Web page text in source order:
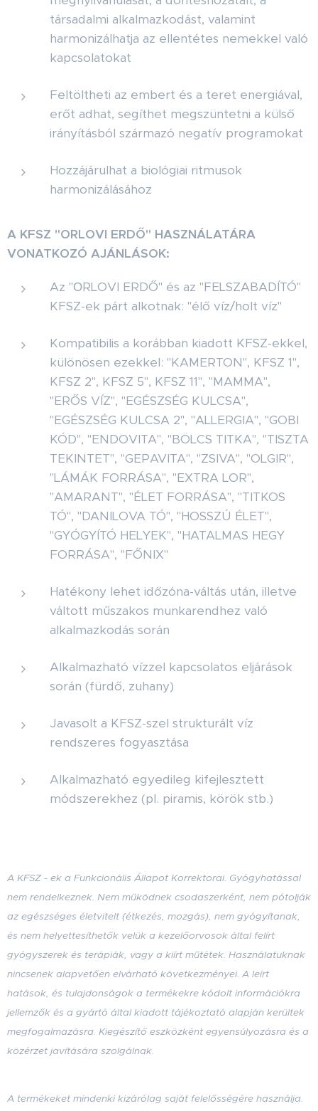
társadalmi alkalmazkodást, valamint
harmonizálhatja az ellentétes nemekkel való
kapcsolatokat
Feltöltheti az embert és a teret energiával,
erőt adhat, segíthet megszüntetni a külső
irányításból származó negatív programokat
Hozzájárulhat a biológiai ritmusok
harmonizálásához
A KFSZ "ORLOVI ERDŐ" HASZNÁLATÁRA
VONATKOZÓ AJÁNLÁSOK:
Az "ОRLOVI ERDŐ" és az "FELSZABADÍTÓ"
KFSZ-ek párt alkotnak: "élő víz/holt víz"
Kompatibilis a korábban kiadott KFSZ-ekkel,
különösen ezekkel: "KAMERTON", KFSZ 1",
KFSZ 2", KFSZ 5", KFSZ 11", "MAMMA",
"ERŐS VÍZ", "EGÉSZSÉG KULCSA",
"EGÉSZSÉG KULCSA 2", "ALLERGIA", "GOBI
KÓD", "ENDOVITA", "BÖLCS TITKA", "TISZTA
TEKINTET", "GEPAVITA", "ZSIVA", "OLGIR",
"LÁMÁK FORRÁSA", "EXTRA LOR",
"AMARANT", "ÉLET FORRÁSA", "TITKOS
TÓ", "DANILOVA TÓ", "HOSSZÚ ÉLET",
"GYÓGYÍTÓ HELYEK", "HATALMAS HEGY
FORRÁSA", "FŐNIX"
Hatékony lehet időzóna-váltás után, illetve
váltott műszakos munkarendhez való
alkalmazkodás során
Alkalmazható vízzel kapcsolatos eljárások
során (fürdő, zuhany)
Javasolt a KFSZ-szel strukturált víz
rendszeres fogyasztása
Alkalmazható egyedileg kifejlesztett
módszerekhez (pl. piramis, körök stb.)
A KFSZ - ek a Funkcionális Állapot Korrektorai. Gyógyhatással
nem rendelkeznek. Nem működnek csodaszerként, nem pótolják
az egészséges életvitelt (étkezés, mozgás), nem gyógyítanak,
és nem helyettesíthetők velük a kezelőorvosok által felírt
gyógyszerek és terápiák, vagy a kiírt műtétek. Használatuknak
nincsenek alapvetően elvárható következményei. A leírt
hatások, és tulajdonságok a termékekre kódolt információkra
jellemzők és a gyártó által kiadott tájékoztató alapján kerültek
megfogalmazásra. Kiegészítő eszközként egyensúlyozásra és a
közérzet javítására szolgálnak.
A termékeket mindenki kizárólag saját felelősségére használja.